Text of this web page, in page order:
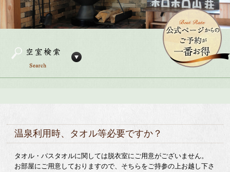
温泉利用時、タオル等必要ですか？
タオル・バスタオルに関しては脱衣室にご用意がございません。
お部屋にご用意しておりますので、そちらをご持参の上お越し下さ